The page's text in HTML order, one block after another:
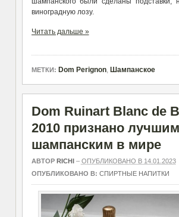
виноградную лозу.
Читать дальше »
МЕТКИ: Dom Perignon, Шампанское
Dom Ruinart Blanc de
2010 признано лучшим
шампанским в мире
АВТОР RICHI – ОПУБЛИКОВАНО В 14.01.2023
ОПУБЛИКОВАНО В: СПИРТНЫЕ НАПИТКИ